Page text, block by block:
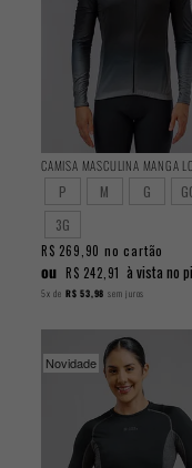
P M G
3G
R$ 269,90 no cartão
ou R$ 242,91 à vista no
5x de R$ 53,98 sem juros
Novidade